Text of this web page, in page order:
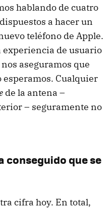
hablando de cuatro
a hacer un
teléfono de Apple.
experiencia de usuario
aseguramos que
esperamos. Cualquier
de la antena –
– seguramente no
conseguido que se
cifra hoy. En total,